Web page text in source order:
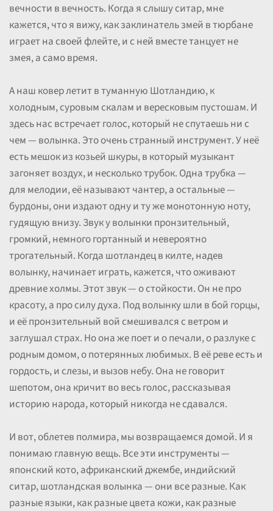
вечности в вечность. Когда я слышу ситар, мне
кажется, что я вижу, как заклинатель змей в тюрбане
играет на своей флейте, и с ней вместе танцует не
змея, а само время.
А наш ковер летит в туманную Шотландию, к
холодным, суровым скалам и вересковым пустошам. И
здесь нас встречает голос, который не спутаешь ни с
чем — волынка. Это очень странный инструмент. У неё
есть мешок из козьей шкуры, в который музыкант
загоняет воздух, и несколько трубок. Одна трубка —
для мелодии, её называют чантер, а остальные —
бурдоны, они издают одну и ту же монотонную ноту,
гудящую внизу. Звук у волынки пронзительный,
громкий, немного гортанный и невероятно
трогательный. Когда шотландец в килте, надев
волынку, начинает играть, кажется, что оживают
древние холмы. Этот звук — о стойкости. Он не про
красоту, а про силу духа. Под волынку шли в бой горцы,
и её пронзительный вой смешивался с ветром и
заглушал страх. Но она же поет и о печали, о разлуке с
родным домом, о потерянных любимых. В её реве есть и
гордость, и слезы, и вызов небу. Она не говорит
шепотом, она кричит во весь голос, рассказывая
историю народа, который никогда не сдавался.
И вот, облетев полмира, мы возвращаемся домой. И я
понимаю главную вещь. Все эти инструменты —
японский кото, африканский джембе, индийский
ситар, шотландская волынка — они все разные. Как
разные языки, как разные цвета кожи, как разные